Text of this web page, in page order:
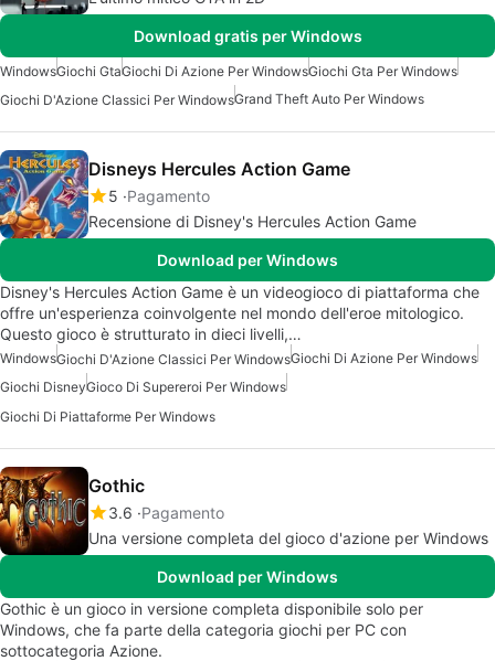
Download gratis per Windows
WindowsGiochi GtaGiochi Di Azione Per WindowsGiochi Gta Per Windows
Giochi D'Azione Classici Per WindowsGrand Theft Auto Per Windows
Disneys Hercules Action Game
5 Pagamento
Recensione di Disney's Hercules Action Game
Download per Windows
Disney's Hercules Action Game è un videogioco di piattaforma che
offre un'esperienza coinvolgente nel mondo dell'eroe mitologico.
Questo gioco è strutturato in dieci livelli,…
WindowsGiochi D'Azione Classici Per WindowsGiochi Di Azione Per Windows
Giochi DisneyGioco Di Supereroi Per Windows
Giochi Di Piattaforme Per Windows
Gothic
3.6 Pagamento
Una versione completa del gioco d'azione per Windows
Download per Windows
Gothic è un gioco in versione completa disponibile solo per
Windows, che fa parte della categoria giochi per PC con
sottocategoria Azione.